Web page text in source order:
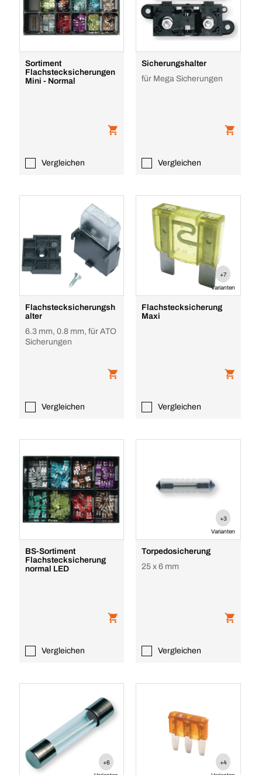
Sortiment
Flachstecksicherungen
Mini - Normal
Vergleichen
Sicherungshalter
für Mega Sicherungen
Vergleichen
Flachstecksicherungsh
alter
6.3 mm, 0.8 mm, für ATO
Sicherungen
Vergleichen
+7
Varianten
Flachstecksicherung
Maxi
Vergleichen
BS-Sortiment
Flachstecksicherung
normal LED
Vergleichen
+3
Varianten
Torpedosicherung
25 x 6 mm
Vergleichen
+6 +4